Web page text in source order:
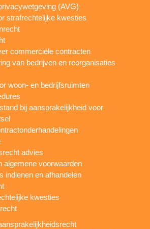
(AVG)
strafrechtelijke kwesties
commerciële contracten
van bedrijven en reorganisaties
woon- en bedrijfsruimten
bij aansprakelijkheid voor
advies
algemene voorwaarden
indienen en afhandelen
kwesties